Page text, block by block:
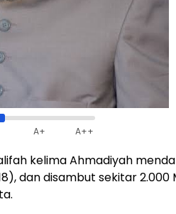
A+ A++
kelima Ahmadiyah
dan disambut sekitar 2.000